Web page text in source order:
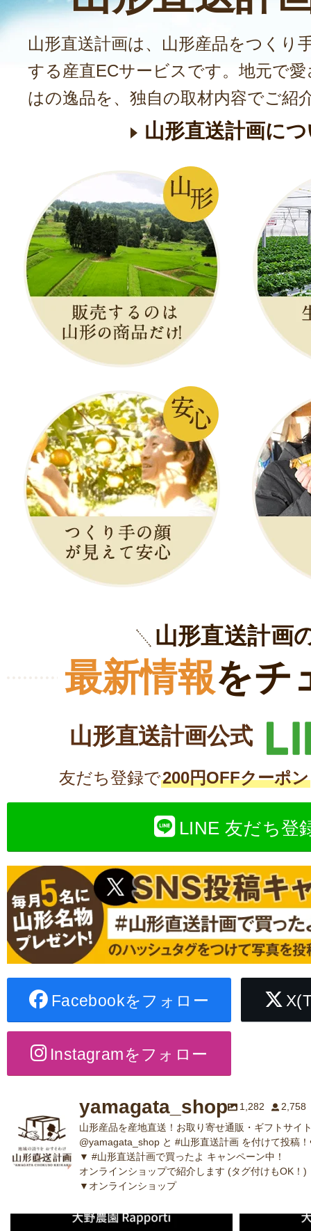
山形直送計画は、山形産品をつくり
する産直ECサービスです。地元で
はの逸品を、独自の取材内容でご紹
山形直送計画に
山形直送計画
最新情報をチ
山形直送計画公式
友だち登録で200円OFFクーポン
LINE 友だち登
Facebookをフォロー
Instagramをフォロー
yamagata_shop 1,282
2,758
山形産品を産地直送！お取り寄せ通販・ギフトサイ
@yamagata_shop と #山形直送計画 を付けて投稿
▼ #山形直送計画で買ったよ キャンペーン中！
オンラインショップで紹介します (タグ付けもOK！)
▼オンラインショップ